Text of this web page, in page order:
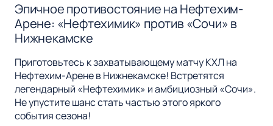
Эпичное противостояние на Нефтехим-
Арене: «Нефтехимик» против «Сочи» в
Нижнекамске
Приготовьтесь к захватывающему матчу КХЛ на
Нефтехим-Арене в Нижнекамске! Встретятся
легендарный «Нефтехимик» и амбициозный «Сочи».
Не упустите шанс стать частью этого яркого
события сезона!